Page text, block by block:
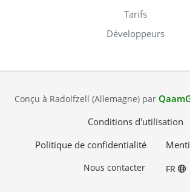
Tarifs
Développeurs
Conçu à Radolfzell (Allemagne) par
Conditions d'utilisation
Politique de confidentialité
Nous contacter FR